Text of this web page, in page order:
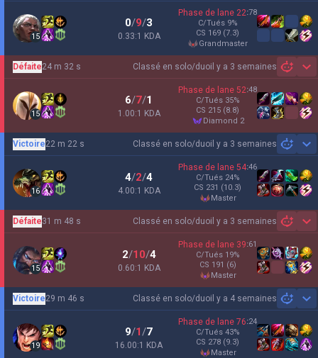
15
0/9/3
0.33:1 KDA
Phase de lane 22:78
C/Tués 9%
CS 169 (7.3)
grandmaster
Classé en solo/duoil y a 3 semaines
Défaite24 m 32 s
15
6/7/1
1.00:1 KDA
Phase de lane 52:48
C/Tués 35%
CS 215 (8.8)
diamond 2
Classé en solo/duoil y a 3 semaines
Victoire22 m 22 s
16
4/2/4
4.00:1 KDA
Phase de lane 54:46
C/Tués 24%
CS 231 (10.3)
master
Classé en solo/duoil y a 3 semaines
Défaite31 m 48 s
15
2/10/4
0.60:1 KDA
Phase de lane 39:61
C/Tués 19%
CS 191 (6)
master
Classé en solo/duoil y a 4 semaines
Victoire29 m 46 s
19
9/1/7
16.00:1 KDA
Phase de lane 76:24
C/Tués 43%
CS 278 (9.3)
master